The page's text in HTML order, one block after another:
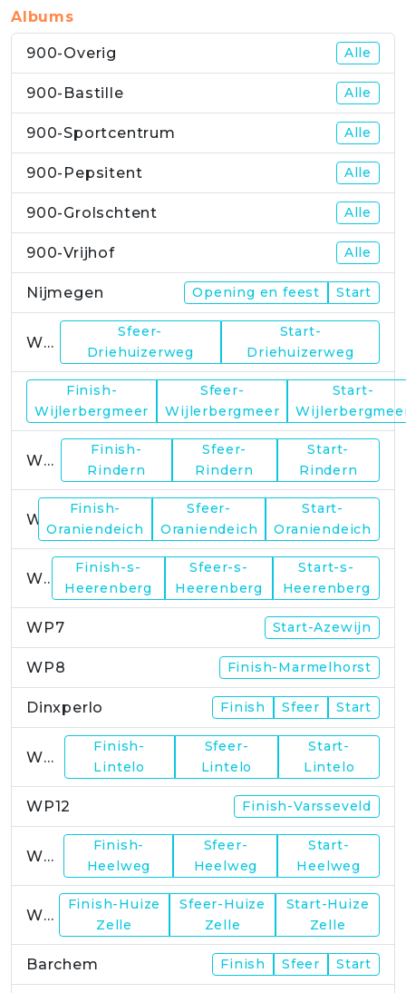
Albums
900-Overig Alle
900-Bastille Alle
900-Sportcentrum Alle
900-Pepsitent Alle
900-Grolschtent Alle
900-Vrijhof Alle
Nijmegen Opening en feest Start
WP1
Sfeer-
Driehuizerweg
Start-
Driehuizerweg
Finish-
Wijlerbergmeer
Sfeer-
Wijlerbergmeer
Start-
WP4
Finish-
Rindern
Sfeer-
Rindern
Start-
Rindern
Finish-
Oraniendeich
Sfeer-
Oraniendeich
Start-
Oraniendeich
WP6
Finish-s-
Heerenberg
Sfeer-s-
Heerenberg
Start-s-
Heerenberg
WP7 Start-Azewijn
WP8 Finish-Marmelhorst
Dinxperlo Finish Sfeer Start
WP11
Finish-
Lintelo
Sfeer-
Lintelo
Start-
Lintelo
WP12 Finish-Varsseveld
WP13
Finish-
Heelweg
Sfeer-
Heelweg
Start-
Heelweg
WP15
Finish-Huize
Zelle
Sfeer-Huize
Zelle
Start-Huize
Zelle
Barchem Finish Sfeer Start